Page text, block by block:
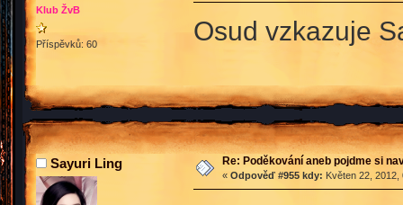
Klub ŽvB
Příspěvků: 60 Osud vzkazuje
Sayuri Ling Re: Poděkování aneb pojdme si
« Odpověď #955 kdy: Květen 22, 2012,